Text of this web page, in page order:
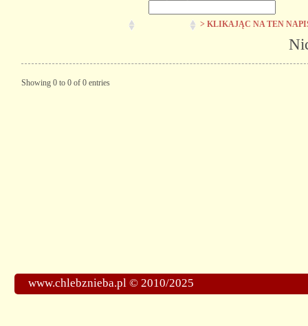
> KLIKAJĄC NA TEN
Showing 0 to 0 of 0 entries
www.chlebznieba.pl © 2010/2025